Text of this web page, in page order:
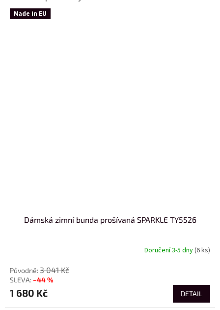
Made in EU
Dámská zimní bunda prošívaná SPARKLE TY5526
Doručení 3-5 dny(6 ks)
3 041 Kč
–44 %
1 680 Kč DETAIL